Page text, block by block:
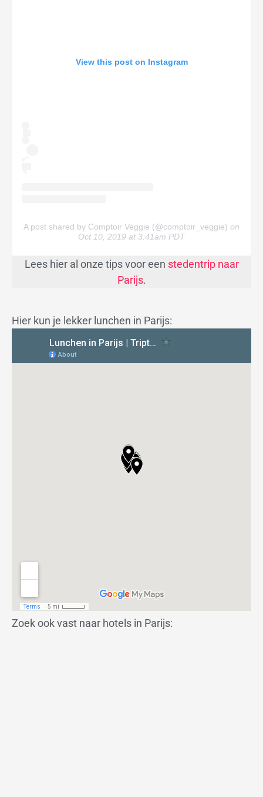
View this post on Instagram
A post shared by Comptoir Veggie (@comptoir_veggie) on
Oct 10, 2019 at 3:41am PDT
Lees hier al onze tips voor een stedentrip naar
Parijs.
Hier kun je lekker lunchen in Parijs:
Zoek ook vast naar hotels in Parijs: